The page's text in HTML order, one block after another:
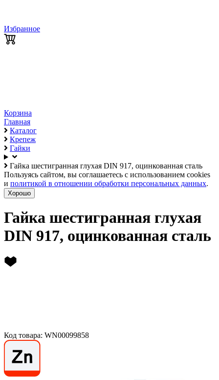
Избранное
Корзина
Главная
Каталог
Крепеж
Гайки
Гайка шестигранная глухая DIN 917, оцинкованная сталь
Пользуясь сайтом, вы соглашаетесь с использованием cookies
и политикой в отношении обработки персональных данных.
Хорошо
Гайка шестигранная глухая
DIN 917, оцинкованная сталь
Код товара: WN00099858